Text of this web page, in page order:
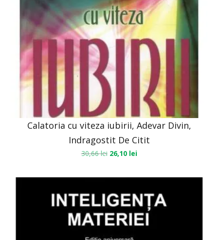
Calatoria cu viteza iubirii, Adevar Divin,
Indragostit De Citit
30,66lei 26,10 lei